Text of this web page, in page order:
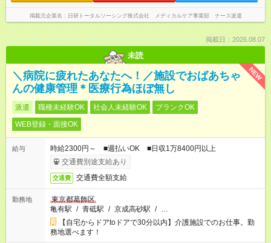
掲載元企業名 日研トータルソーシング株式会社 メディカルケア事業部 ナース派遣
掲載日：2026.08.07
未読
NEW
＼病院に疲れたあなたへ！／施設でおばあちゃ
んの健康管理＊医療行為ほぼ無し
派遣 職種未経験OK 社会人未経験OK
ブランクOK
WEB登録・面接OK
給与
時給2300円～ ■週払いOK ■日収1万8400円以上
交通費別途支給あり
交通費 交通費全額支給
勤務地
東京都葛飾区
亀有駅 / 青砥駅 / 京成高砂駅 / …
【自宅からドアtoドアで30分以内】介護施設でのお仕事。勤
務地選べます！